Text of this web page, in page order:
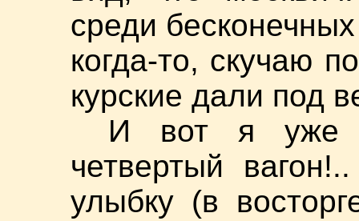
среди
когда-то, скучаю
курские дали под
И вот я уже
четвертый
улыбку (в